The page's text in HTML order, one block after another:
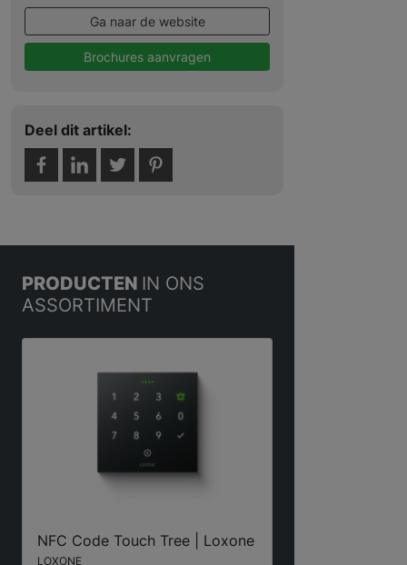
Ga naar de website
Brochures aanvragen
Deel dit artikel:
PRODUCTEN IN ONS
ASSORTIMENT
NFC Code Touch Tree | Loxone
LOXONE